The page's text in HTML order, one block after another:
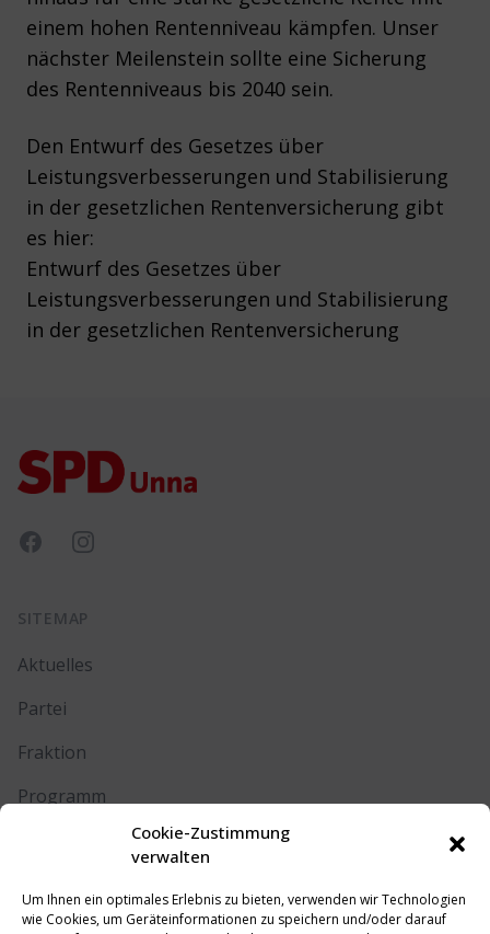
Cookie-Zustimmung
verwalten
Um Ihnen ein optimales Erlebnis zu bieten, verwenden wir Technologien
wie Cookies, um Geräteinformationen zu speichern und/oder darauf
einem hohen Rentenniveau kämpfen. Unser
nächster Meilenstein sollte eine Sicherung
des Rentenniveaus bis 2040 sein.
Den Entwurf des Gesetzes über
Leistungsverbesserungen und Stabilisierung
in der gesetzlichen Rentenversicherung gibt
es hier:
Entwurf des Gesetzes über
Leistungsverbesserungen und Stabilisierung
in der gesetzlichen Rentenversicherung
FacebookInstagram
SITEMAP
Aktuelles
Partei
Fraktion
Programm
RECHTLICHES